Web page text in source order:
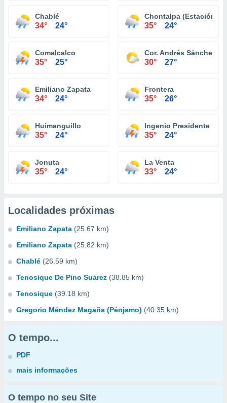
Chablé
34° 24°
Chontalpa (Estación
35° 24°
Comalcalco
35° 25°
Cor. Andrés Sánchez
30° 27°
Emiliano Zapata
34° 24°
Frontera
35° 26°
Huimanguillo
35° 24°
Ingenio Presidente
35° 24°
Jonuta
35° 24°
La Venta
33° 24°
Localidades próximas
Emiliano Zapata (25.67 km)
Emiliano Zapata (25.82 km)
Chablé (26.59 km)
Tenosique De Pino Suarez (38.85 km)
Tenosique (39.18 km)
Gregorio Méndez Magaña (Pénjamo) (40.35 km)
O tempo...
PDF
mais informações
O tempo no seu Site